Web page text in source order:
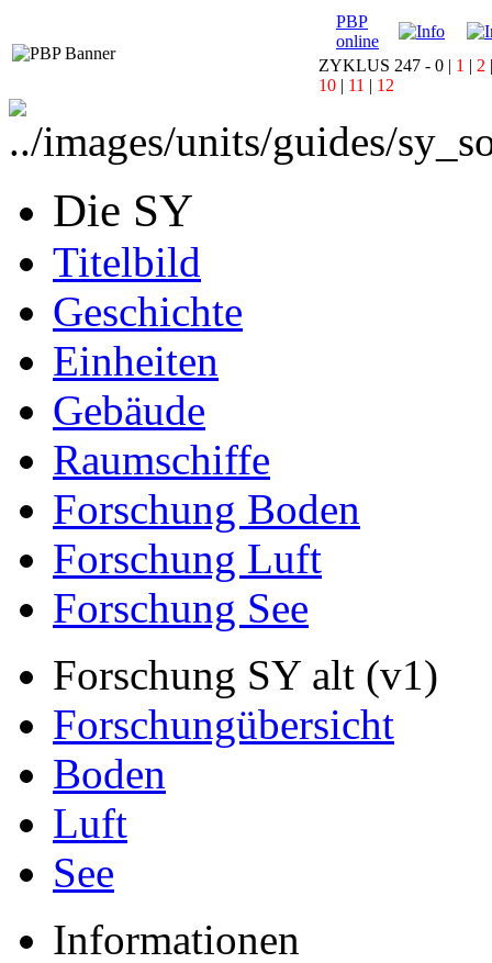
PBP
online
ZYKLUS 247 - 0 | 1 | 2
10 | 11 | 12
Die SY
Titelbild
Geschichte
Einheiten
Gebäude
Raumschiffe
Forschung Boden
Forschung Luft
Forschung See
Forschung SY alt (v1)
Forschungübersicht
Boden
Luft
See
Informationen